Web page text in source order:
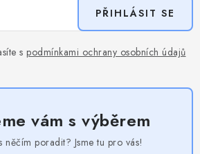
s podmínkami ochrany osobních údajů
PŘIHLÁSIT SE
vám s výběrem
něčím poradit? Jsme tu pro vás!